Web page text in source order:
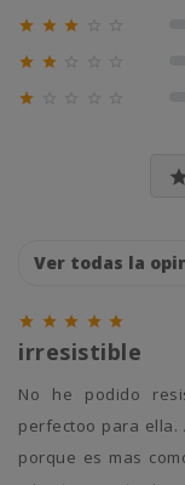
  
 

    
irresistible
No he podido resistirme. Mi gata se llama donete y es
perfectoo para ella.
porque es mas